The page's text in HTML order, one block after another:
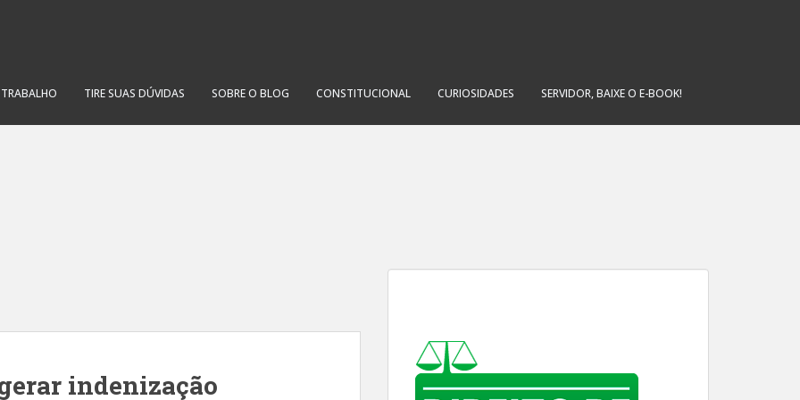
TIRE SUAS DÚVIDAS SOBRE O BLOG CONSTITUCIONAL CURIOSIDADES SERVIDOR, BAIXE O E-BOOK!
indenização